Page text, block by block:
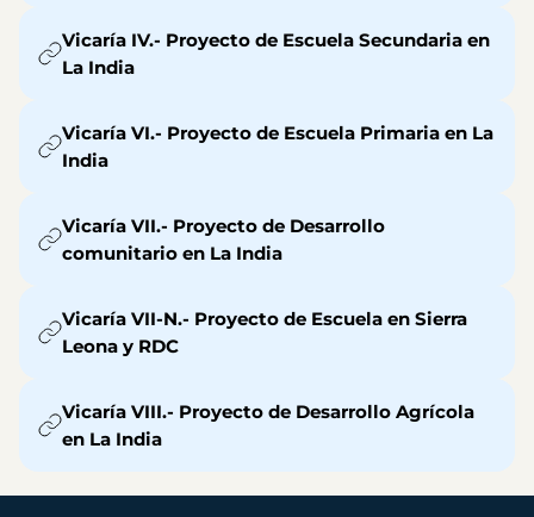
Vicaría IV.- Proyecto de Escuela Secundaria en
La India
Vicaría VI.- Proyecto de Escuela Primaria en La
India
Vicaría VII.- Proyecto de Desarrollo
comunitario en La India
Vicaría VII-N.- Proyecto de Escuela en Sierra
Leona y RDC
Vicaría VIII.- Proyecto de Desarrollo Agrícola
en La India